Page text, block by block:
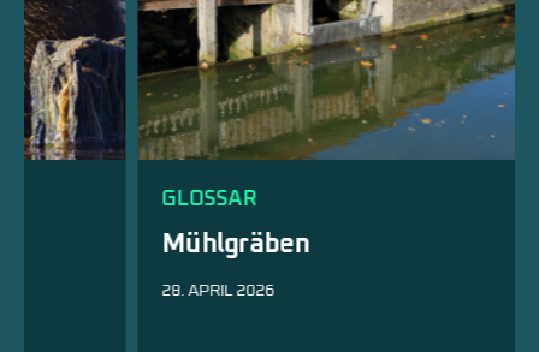
Mühlgräben
28. APRIL 2026